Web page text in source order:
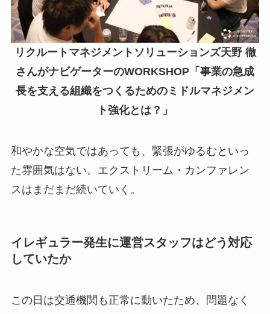
リクルートマネジメントソリューションズ天野 徹
さんがナビゲーターのWORKSHOP「事業の急成
長を支える組織をつくるためのミドルマネジメン
ト強化とは？」
和やかな空気ではあっても、緊張がゆるむといっ
た雰囲気はない。エクストリーム・カンファレン
スはまだまだ続いていく。
イレギュラー発生に運営スタッフはどう対応
していたか
この日は交通機関も正常に動いたため、問題なく